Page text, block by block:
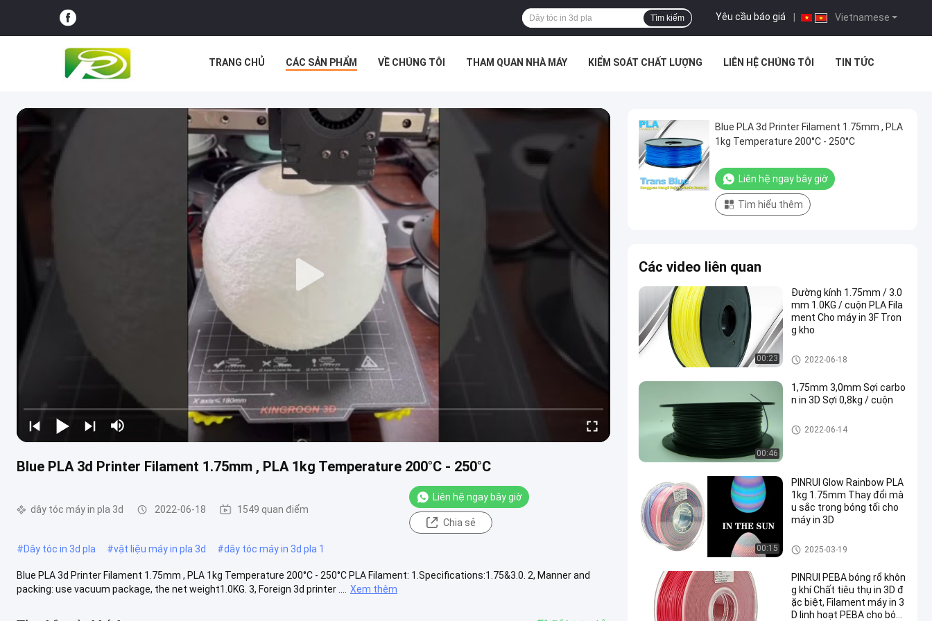
Vietnamese
Yêu cầu báo giá
Tìm kiếm
TRANG CHỦ CÁC SẢN PHẨM VỀ CHÚNG TÔI THAM QUAN NHÀ MÁY KIỂM SOÁT CHẤT LƯỢNG LIÊN HỆ CHÚNG TÔI TIN TỨC
Blue PLA 3d Printer Filament 1.75mm , PLA 1kg Temperature 200°C - 250°C
dây tóc máy in pla 3d 2022-06-18 1549 quan điểm
Liên hệ ngay bây giờ
Chia sẻ
#Dây tóc in 3d pla #vật liệu máy in pla 3d #dây tóc máy in 3d pla 1
Blue PLA 3d Printer Filament 1.75mm , PLA 1kg Temperature 200°C - 250°C PLA Filament: 1.Specifications:1.75&3.0. 2, Manner and
packing: use vacuum package, the net weight1.0KG. 3, Foreign 3d printer ....
Xem thêm
Blue PLA 3d Printer Filament 1.75mm , PLA
1kg Temperature 200°C - 250°C
Liên hệ ngay bây giờ
Tìm hiểu thêm
Các video liên quan
00:23
Đường kính 1.75mm / 3.0
mm 1.0KG / cuộn PLA Fila
ment Cho máy in 3F Tron
g kho
dây tóc máy in pla 3d
2022-06-18
00:46
1,75mm 3,0mm Sợi carbo
n in 3D Sợi 0,8kg / cuộn
dây tóc máy in pla 3d
2022-06-14
00:15
PINRUI Glow Rainbow PLA
1kg 1.75mm Thay đổi mà
u sắc trong bóng tối cho
máy in 3D
dây tóc máy in pla 3d
2025-03-19
PINRUI PEBA bóng rổ khôn
g khí Chất tiêu thụ in 3D đ
ặc biệt, Filament máy in 3
D linh hoạt PEBA cho bón